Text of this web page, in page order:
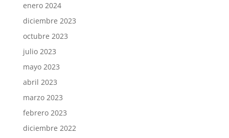
enero 2024
diciembre 2023
octubre 2023
julio 2023
mayo 2023
abril 2023
marzo 2023
febrero 2023
diciembre 2022